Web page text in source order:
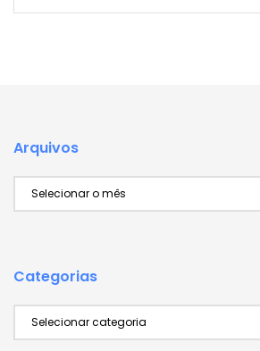
Arquivos
Categorias